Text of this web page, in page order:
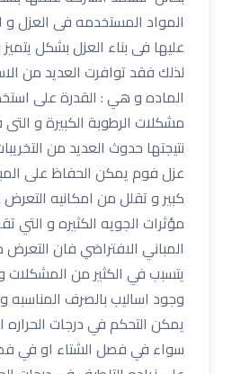
المواد المستخدمه فى العزل و
عليها فى بناء العزل بشكل
لذلك فقد توافرت العديد من
الماده و هي : القدرة على
مشكلات الرطوبة الكبيرة و
نتيجتها حدوث العديد من
عزل فوم يمكن الحفاظ على
كبير و تقلل من امكانيه التعرض
مؤثرات الجويه الكثيره و التي
المباني الافتراضي فان
يتسبب في الكثير من
وجود اساليب بالصرف
يمكن التحكم في درجات الحراره
سواء في فصل الشتاء او في